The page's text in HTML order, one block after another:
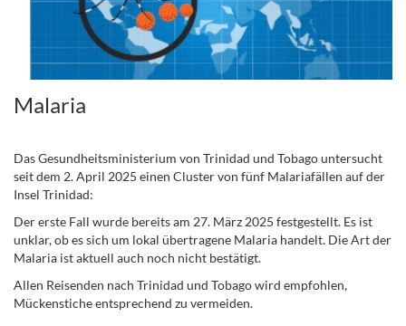
Malaria
Das Gesundheitsministerium von Trinidad und Tobago untersucht
seit dem 2. April 2025 einen Cluster von fünf Malariafällen auf der
Insel Trinidad:
Der erste Fall wurde bereits am 27. März 2025 festgestellt. Es ist
unklar, ob es sich um lokal übertragene Malaria handelt. Die Art der
Malaria ist aktuell auch noch nicht bestätigt.
Allen Reisenden nach Trinidad und Tobago wird empfohlen,
Mückenstiche entsprechend zu vermeiden.